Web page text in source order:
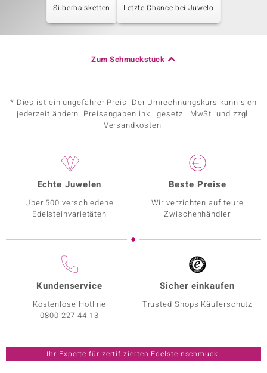
Silberhalsketten Letzte Chance bei Juwelo
Zum Schmuckstück
* Dies ist ein ungefährer Preis. Der Umrechnungskurs kann sich
jederzeit ändern. Preisangaben inkl. gesetzl. MwSt. und zzgl.
Versandkosten.
Echte Juwelen
Über 500 verschiedene
Edelsteinvarietäten
Beste Preise
Wir verzichten auf teure
Zwischenhändler
Kundenservice
Kostenlose Hotline
0800 227 44 13
Sicher einkaufen
Trusted Shops Käuferschutz
Ihr Experte für zertifizierten Edelsteinschmuck.